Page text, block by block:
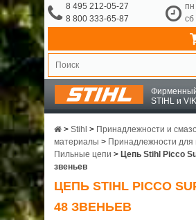
8 495 212-05-27
8 800 333-65-87
пн
сб
STIHL и
STIHL
VIKING
> Stihl > Принадлежности и
материалы > Принадлежности для
Пильные цепи > Цепь Stihl Picco
звеньев
ЦЕПЬ STIHL PICCO
48 ЗВЕНЬЕВ